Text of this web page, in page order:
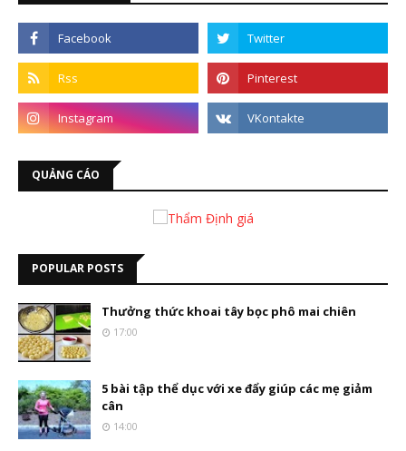
QUẢNG CÁO
POPULAR POSTS
Thưởng thức khoai tây bọc phô mai chiên
17:00
5 bài tập thể dục với xe đẩy giúp các mẹ giảm
cân
14:00